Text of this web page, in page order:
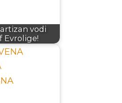
vodi
Evrolige!